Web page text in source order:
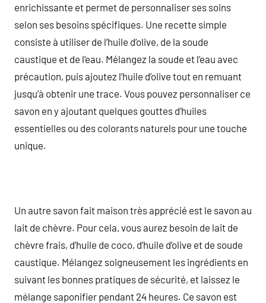
enrichissante et permet de personnaliser ses soins
selon ses besoins spécifiques. Une recette simple
consiste à utiliser de l’huile d’olive, de la soude
caustique et de l’eau. Mélangez la soude et l’eau avec
précaution, puis ajoutez l’huile d’olive tout en remuant
jusqu’à obtenir une trace. Vous pouvez personnaliser ce
savon en y ajoutant quelques gouttes d’huiles
essentielles ou des colorants naturels pour une touche
unique.
Un autre savon fait maison très apprécié est le savon au
lait de chèvre. Pour cela, vous aurez besoin de lait de
chèvre frais, d’huile de coco, d’huile d’olive et de soude
caustique. Mélangez soigneusement les ingrédients en
suivant les bonnes pratiques de sécurité, et laissez le
mélange saponifier pendant 24 heures. Ce savon est